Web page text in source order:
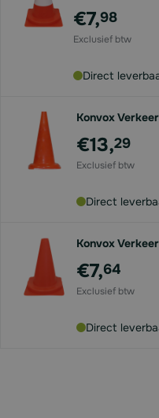
€7,98
Direct
Konvox
€13,29
Direct
Konvox
€7,64
Direct